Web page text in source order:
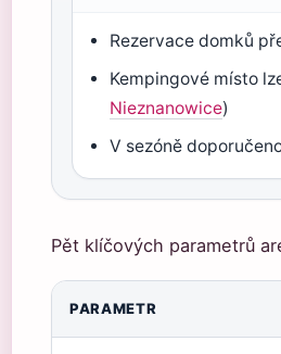
Rezervace domků
Kempingové místo
Nieznanowice)
V sezóně
Pět klíčových parametrů
PARAMETR